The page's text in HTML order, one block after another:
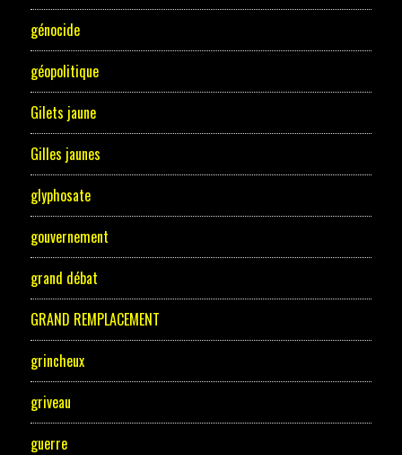
génocide
géopolitique
Gilets jaune
Gilles jaunes
glyphosate
gouvernement
grand débat
GRAND REMPLACEMENT
grincheux
griveau
guerre